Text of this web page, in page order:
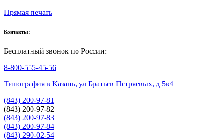
Прямая печать
Контакты:
Бесплатный звонок по России:
8-800-555-45-56
Типография в Казань, ул Братьев Петряевых, д 5к4
(843) 200-97-81
(843) 200-97-82
(843) 200-97-83
(843) 200-97-84
(843) 290-02-54